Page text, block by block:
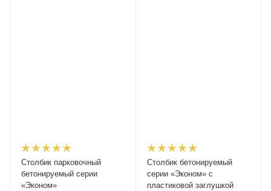
Столбик парковочный
бетонируемый серии
«Эконом»
Столбик бетонируемый
серии «Эконом» с
пластиковой заглушкой